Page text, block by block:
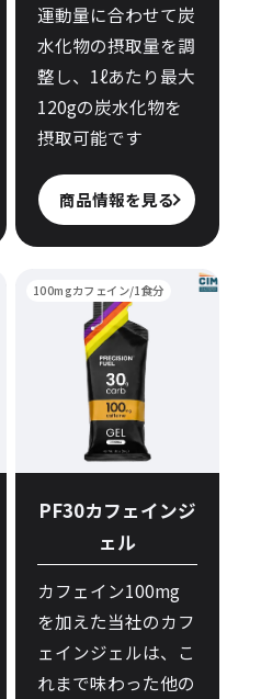
運動量に合わせて炭
水化物の摂取量を調
整し、1ℓあたり最大
120gの炭水化物を
摂取可能です
商品情報を見る
100mgカフェイン/1食分
PF30カフェインジ
ェル
カフェイン100mg
を加えた当社のカフ
ェインジェルは、こ
れまで味わった他の